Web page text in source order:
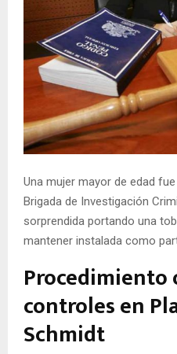
E
N
U
Una mujer mayor de edad
Brigada de Investigación
sorprendida portando una
mantener instalada como
controles en
Schmidt